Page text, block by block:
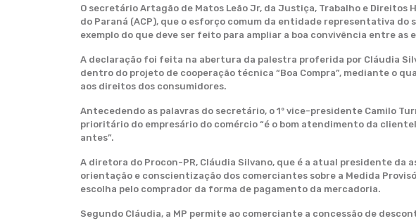
O secretário Artagão de Matos Leão Jr, da Justiça, Trabalho e
do Paraná (ACP), que o esforço comum da entidade representativa
exemplo do que deve ser feito para ampliar a boa convivência entre as
A declaração foi feita na abertura da palestra proferida por Cláudia
dentro do projeto de cooperação técnica “Boa Compra”, mediante o
aos direitos dos consumidores.
Antecedendo as palavras do secretário, o 1º vice-presidente Camilo
prioritário do empresário do comércio “é o bom atendimento da
antes”.
A diretora do Procon-PR, Cláudia Silvano, que é a atual presidente
orientação e conscientização dos comerciantes sobre a Medida
escolha pelo comprador da forma de pagamento da mercadoria.
Segundo Cláudia, a MP permite ao comerciante a concessão de